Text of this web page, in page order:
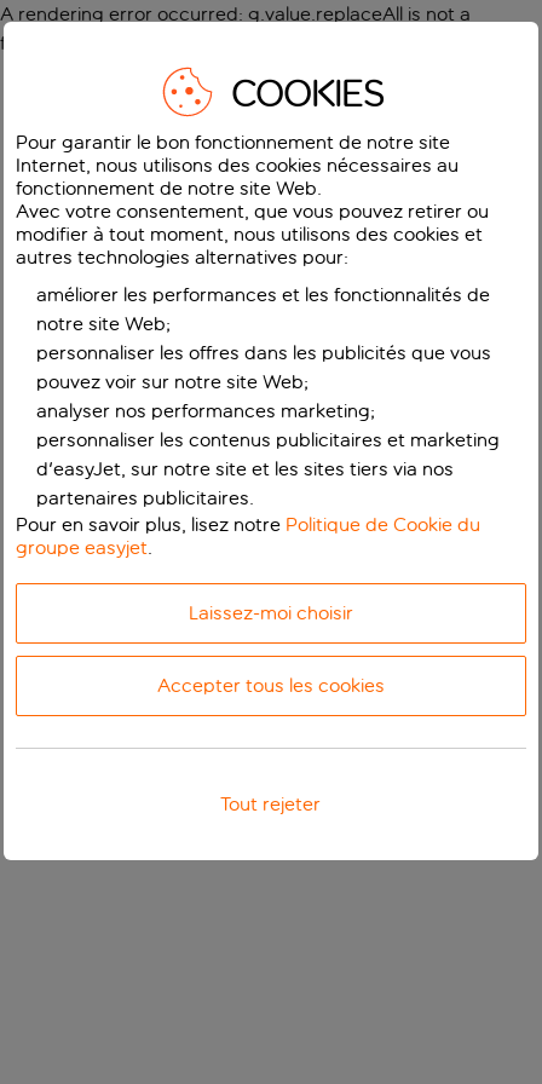
A rendering error occurred: g.value.replaceAll is not a
function
COOKIES
Pour garantir le bon fonctionnement de notre site
Internet, nous utilisons des cookies nécessaires au
fonctionnement de notre site Web.
Avec votre consentement, que vous pouvez retirer ou
modifier à tout moment, nous utilisons des cookies et
autres technologies alternatives pour:
améliorer les performances et les fonctionnalités de
notre site Web;
personnaliser les offres dans les publicités que vous
pouvez voir sur notre site Web;
analyser nos performances marketing;
personnaliser les contenus publicitaires et marketing
d'easyJet, sur notre site et les sites tiers via nos
partenaires publicitaires.
Pour en savoir plus, lisez notre Politique de Cookie du
groupe easyjet.
Laissez-moi choisir
Accepter tous les cookies
Tout rejeter